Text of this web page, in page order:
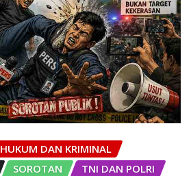
HUKUM DAN KRIMINAL
SOROTAN TNI DAN POLRI